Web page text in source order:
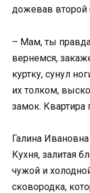
дожевав второй
– Мам, ты
вернемся,
куртку, сунул
их толком,
замок. Квартира
Галина
Кухня, залитая
чужой и
сковородка,